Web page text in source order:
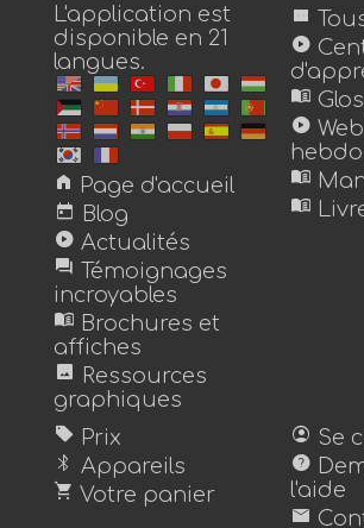
L'application est
disponible en 21
langues.
home Page d'accueil
today Blog
play_circle Actualités
forum Témoignages
incroyables
menu_book Brochures et
affiches
image Ressources
graphiques
view_module
play_circle
menu_book
play_circle
menu_book
menu_book
sell Prix
bluetooth Appareils
shopping_cart Votre panier
account_circle Se
help
l'aide
mail